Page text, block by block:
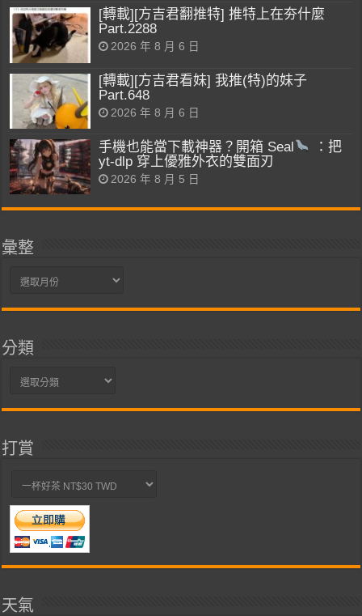
[轉載][方吉君翻推特] 推特上在夯什麼
Part.2288
2026 年 8 月 6 日
[轉載][方吉君看妹] 我推(特)的妹子
Part.648
2026 年 8 月 6 日
手機也能當下載神器？開箱 Seal
：把
yt-dlp 穿上優雅外衣的雙面刃
2026 年 8 月 5 日
彙整
彙
分類
分
打賞
天氣